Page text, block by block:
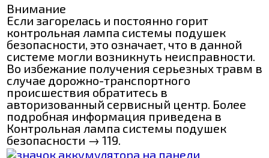
Внимание
Если загорелась и постоянно горит
контрольная лампа системы подушек
безопасности, это означает, что в данной
системе могли возникнуть неисправности.
Во избежание получения серьезных травм в
случае дорожно-транспортного
происшествия обратитесь в
авторизованный сервисный центр. Более
подробная информация приведена в
Контрольная лампа системы подушек
безопасности → 119.